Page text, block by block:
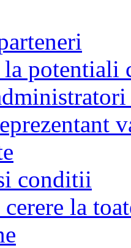
la potentiali
conditii
la